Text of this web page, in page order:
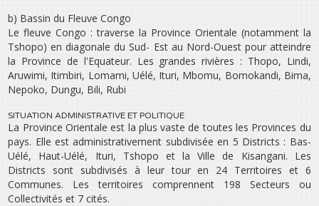
b) Bassin du Fleuve Congo
Le fleuve Congo : traverse la Province Orientale (notamment la
Tshopo) en diagonale du Sud- Est au Nord-Ouest pour atteindre
la Province de l‛Equateur. Les grandes rivières : Thopo, Lindi,
Aruwimi, Itimbiri, Lomami, Uélé, Ituri, Mbomu, Bomokandi, Bima,
Nepoko, Dungu, Bili, Rubi
SITUATION ADMINISTRATIVE ET POLITIQUE
La Province Orientale est la plus vaste de toutes les Provinces du
pays. Elle est administrativement subdivisée en 5 Districts : Bas-
Uélé, Haut-Uélé, Ituri, Tshopo et la Ville de Kisangani. Les
Districts sont subdivisés à leur tour en 24 Territoires et 6
Communes. Les territoires comprennent 198 Secteurs ou
Collectivités et 7 cités.